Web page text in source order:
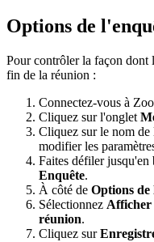
Options de
Pour contrôler la façon dont
fin de la réunion :
Connectez-vous à
Cliquez sur l'onglet
Cliquez sur le nom
modifier les
Faites défiler jusqu'en
Enquête.
À côté de Options de
Sélectionnez Afficher
réunion.
Cliquez sur